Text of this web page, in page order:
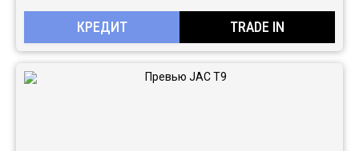
КРЕДИТ TRADE IN